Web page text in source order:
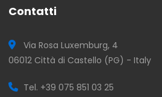
Contatti
Via Rosa Luxemburg, 4
06012 Città di Castello (PG) - Italy
Tel. +39 075 851 03 25